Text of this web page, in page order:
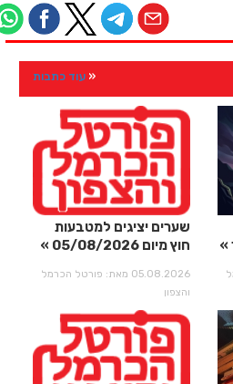
עוד כתבות
שערים יציגים למטבעות
חוץ מיום 05/08/2026
05.08.2026 מאת: פורטל הכרמל
והצפון